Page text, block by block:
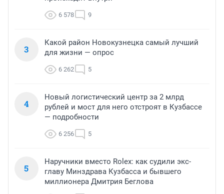
6 578 9
3
Какой район Новокузнецка самый лучший
для жизни — опрос
6 262 5
4
Новый логистический центр за 2 млрд
рублей и мост для него отстроят в Кузбассе
— подробности
6 256 5
5
Наручники вместо Rolex: как судили экс-
главу Минздрава Кузбасса и бывшего
миллионера Дмитрия Беглова